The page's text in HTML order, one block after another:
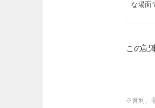
な場面
この記
※営利、